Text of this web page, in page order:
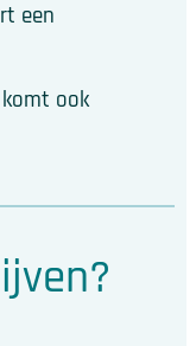
een
ook